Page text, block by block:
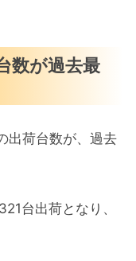
数が過去最
出荷台数が、過去
台出荷となり、